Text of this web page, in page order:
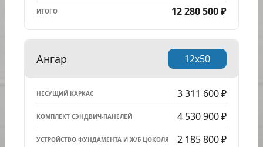
ИТОГО 12 280 500 ₽
Ангар 12x50
НЕСУЩИЙ КАРКАС 3 311 600 ₽
КОМПЛЕКТ СЭНДВИЧ-ПАНЕЛЕЙ 4 530 900 ₽
УСТРОЙСТВО ФУНДАМЕНТА И Ж/Б ЦОКОЛЯ 2 185 800 ₽